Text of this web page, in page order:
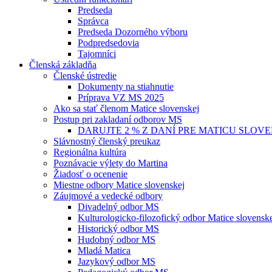
Predseda
Správca
Predseda Dozorného výboru
Podpredsedovia
Tajomníci
Členská základňa
Členské ústredie
Dokumenty na stiahnutie
Príprava VZ MS 2025
Ako sa stať členom Matice slovenskej
Postup pri zakladaní odborov MS
DARUJTE 2 % Z DANÍ PRE MATICU
Slávnostný členský preukaz
Regionálna kultúra
Poznávacie výlety do Martina
Žiadosť o ocenenie
Miestne odbory Matice slovenskej
Záujmové a vedecké odbory
Divadelný odbor MS
Kulturologicko-filozofický odbor Matice
Historický odbor MS
Hudobný odbor MS
Mladá Matica
Jazykový odbor MS